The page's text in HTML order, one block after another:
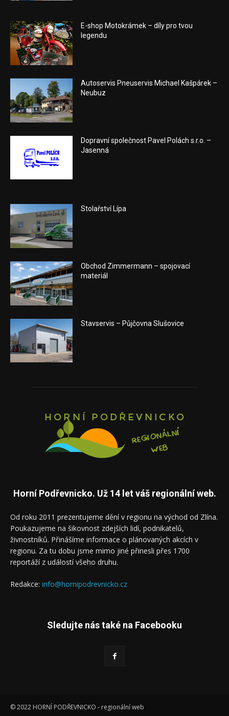
E-shop Motokrámek – díly pro tvou
legendu
Autoservis Pneuservis Michael Kašpárek –
Neubuz
Dopravní společnost Pavel Polách s.r.o. –
Jasenná
Stolařství Lípa
Obchod Zimmermann – spojovací
materiál
Stavservis – Půjčovna Slušovice
Horní Podřevnicko. Už 14 let váš regionální web.
Od roku 2011 prezentujeme dění v regionu na východ od Zlína.
Poukazujeme na šikovnost zdejších lidí, podnikatelů,
živnostníků. Přinášíme informace o plánovaných akcích v
regionu. Za tu dobu jsme mimo jiné přinesli přes 1700
reportáží z událostí všeho druhu.
Redakce: info@hornipodrevnicko.cz
Sledujte nás také na Facebooku
© 2022 HORNÍ PODŘEVNICKO - regionální web